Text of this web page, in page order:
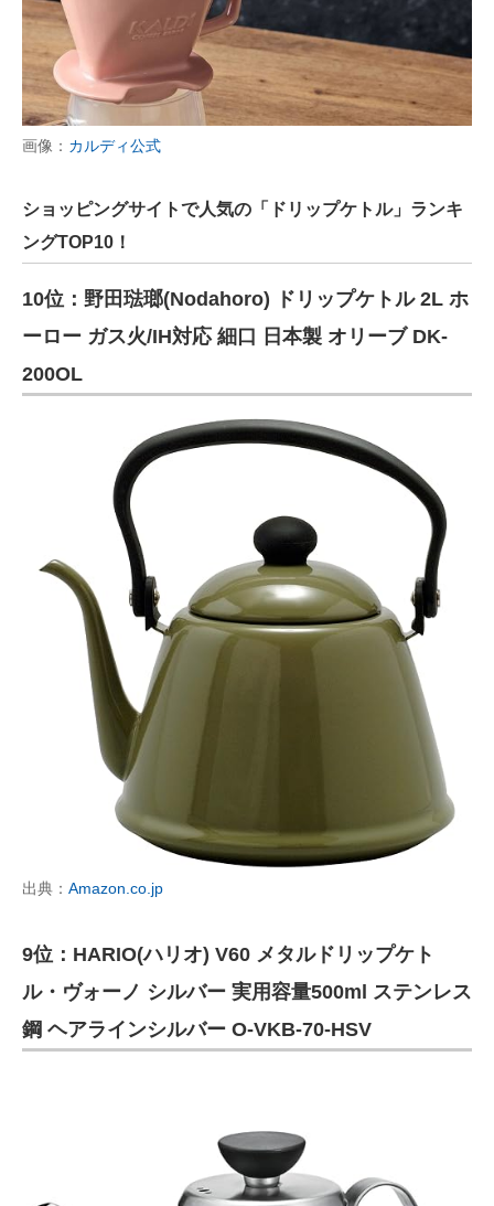
画像： カルディ公式
ショッピングサイトで人気の「ドリップケトル」ランキ
ングTOP10！
10位：野田琺瑯(Nodahoro) ドリップケトル 2L ホ
ーロー ガス火/IH対応 細口 日本製 オリーブ DK-
200OL
出典： Amazon.co.jp
9位：HARIO(ハリオ) V60 メタルドリップケト
ル・ヴォーノ シルバー 実用容量500ml ステンレス
鋼 ヘアラインシルバー O-VKB-70-HSV